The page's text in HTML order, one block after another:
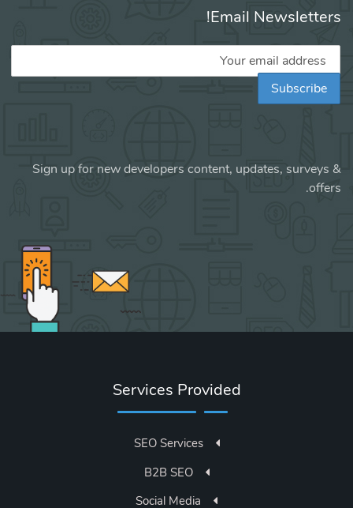
Email Newsletters!
Sign up for new developers content, updates, surveys &
offers.
Services Provided
SEO Services
B2B SEO
Social Media